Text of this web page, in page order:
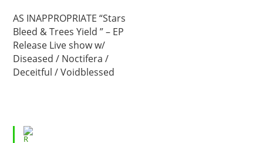
AS INAPPROPRIATE “Stars
Bleed & Trees Yield ” – EP
Release Live show w/
Diseased / Noctifera /
Deceitful / Voidblessed